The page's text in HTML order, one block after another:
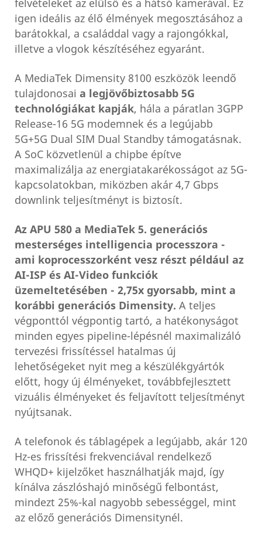
felvételeket az elülső és a hátsó kamerával. Ez
igen ideális az élő élmények megosztásához a
barátokkal, a családdal vagy a rajongókkal,
illetve a vlogok készítéséhez egyaránt.
A MediaTek Dimensity 8100 eszközök leendő
tulajdonosai a legjövőbiztosabb 5G
technológiákat kapják, hála a páratlan 3GPP
Release-16 5G modemnek és a legújabb
5G+5G Dual SIM Dual Standby támogatásnak.
A SoC közvetlenül a chipbe építve
maximalizálja az energiatakarékosságot az 5G-
kapcsolatokban, miközben akár 4,7 Gbps
downlink teljesítményt is biztosít.
Az APU 580 a MediaTek 5. generációs
mesterséges intelligencia processzora -
ami koprocesszorként vesz részt például az
AI-ISP és AI-Video funkciók
üzemeltetésében - 2,75x gyorsabb, mint a
korábbi generációs Dimensity. A teljes
végponttól végpontig tartó, a hatékonyságot
minden egyes pipeline-lépésnél maximalizáló
tervezési frissítéssel hatalmas új
lehetőségeket nyit meg a készülékgyártók
előtt, hogy új élményeket, továbbfejlesztett
vizuális élményeket és feljavított teljesítményt
nyújtsanak.
A telefonok és táblagépek a legújabb, akár 120
Hz-es frissítési frekvenciával rendelkező
WHQD+ kijelzőket használhatják majd, így
kínálva zászlóshajó minőségű felbontást,
mindezt 25%-kal nagyobb sebességgel, mint
az előző generációs Dimensitynél.